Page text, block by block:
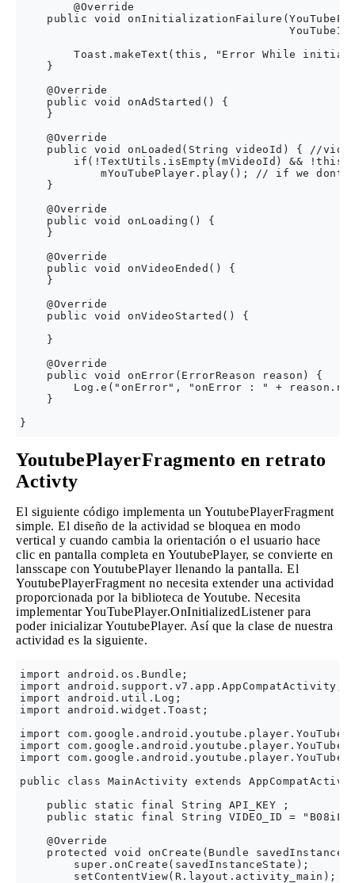
        @Override
public void
Toast.makeText(this, "Error While
    }
    @Override
    public void onAdStarted() {
    }
    @Override
public void onLoaded(String videoId) { //
if(!TextUtils.isEmpty(mVideoId) &&
mYouTubePlayer.play(); // if we dont
    }
    @Override
    public void onLoading() {
    }
    @Override
    public void onVideoEnded() {
    }
    @Override
    public void onVideoStarted() {
    }
    @Override
    public void onError(ErrorReason reason) {
Log.e("onError", "onError : " +
    }
YoutubePlayerFragmento en retrato
Activty
El siguiente código implementa un YoutubePlayerFragment
simple. El diseño de la actividad se bloquea en modo
vertical y cuando cambia la orientación o el usuario hace
clic en pantalla completa en YoutubePlayer, se convierte en
lansscape con YoutubePlayer llenando la pantalla. El
YoutubePlayerFragment no necesita extender una actividad
proporcionada por la biblioteca de Youtube. Necesita
implementar YouTubePlayer.OnInitializedListener para
poder inicializar YoutubePlayer. Así que la clase de nuestra
actividad es la siguiente.
import android.os.Bundle;
import android.support.v7.app.AppCompatActivity;
import android.util.Log;
import android.widget.Toast;
import
import
import
public class MainActivity extends
    public static final String API_KEY ;
public static final String VIDEO_ID =
    @Override
protected void onCreate(Bundle
        super.onCreate(savedInstanceState);
        setContentView(R.layout.activity_main);